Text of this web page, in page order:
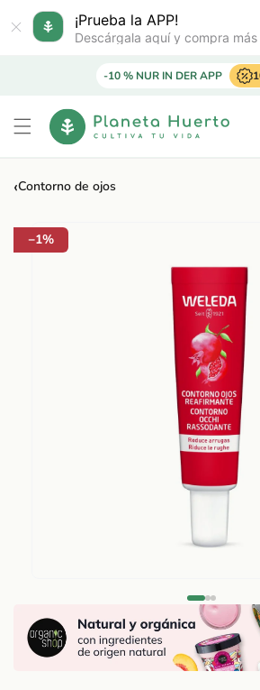
¡Prueba la APP!
Descárgala aquí y compra
directamente
al contenido
-10 % NUR IN DER APP
‹Contorno de ojos
a la
información
multimedia
1
−1%